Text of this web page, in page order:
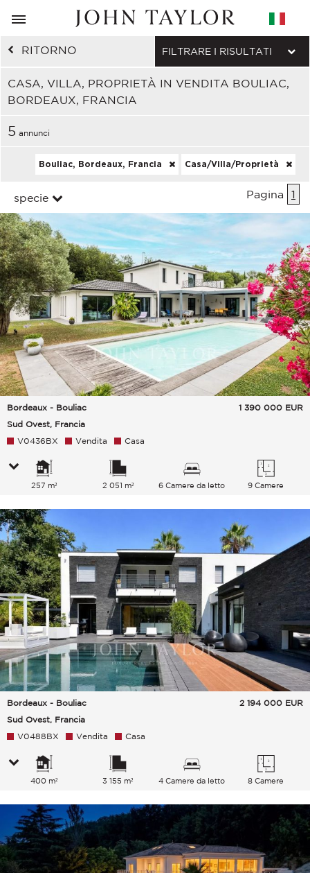
RITORNO
CASA, VILLA, PROPRIETÀ IN VENDITA BOULIAC,
BORDEAUX, FRANCIA
FILTRARE I RISULTATI
5 annunci
Bouliac, Bordeaux, Francia Casa/Villa/Proprietà
specie Pagina 1
Bordeaux - Bouliac
Sud Ovest, Francia
1 390 000 EUR
V0436BX Vendita Casa
257 m² 2 051 m² 6 Camere da letto 9 Camere
Bordeaux - Bouliac
Sud Ovest, Francia
2 194 000 EUR
V0488BX Vendita Casa
400 m² 3 155 m² 4 Camere da letto 8 Camere